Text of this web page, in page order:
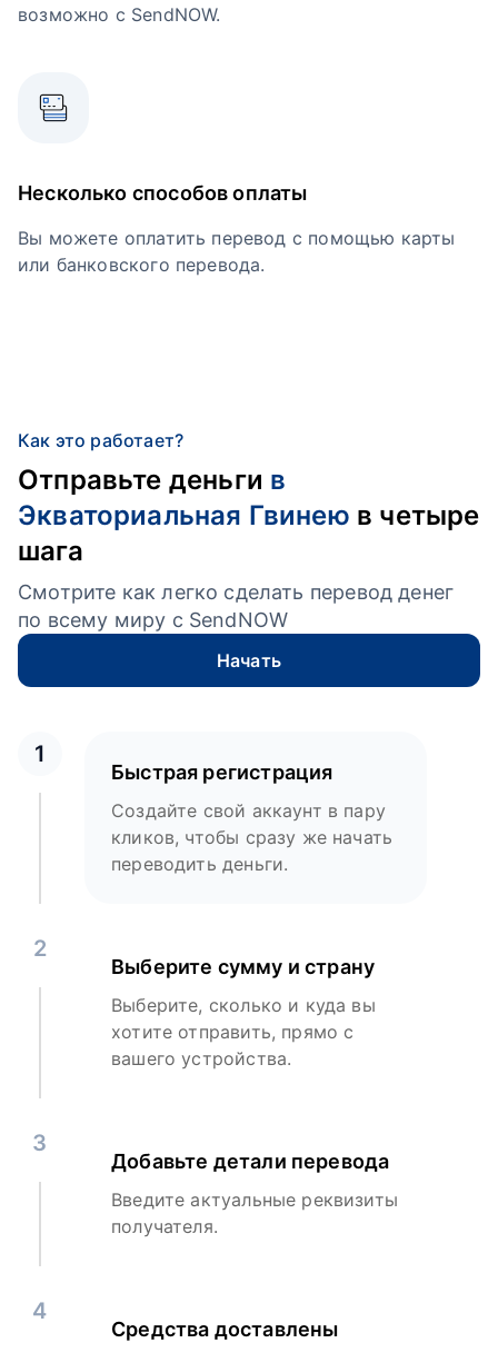
возможно с SendNOW.
Несколько способов оплаты
Вы можете оплатить перевод с помощью карты
или банковского перевода.
Как это работает?
Отправьте деньги в
Экваториальная Гвинею в четыре
шага
Смотрите как легко сделать перевод денег
по всему миру с SendNOW
Начать
1
Быстрая регистрация
Создайте свой аккаунт в пару
кликов, чтобы сразу же начать
переводить деньги.
2
Выберите сумму и страну
Выберите, сколько и куда вы
хотите отправить, прямо с
вашего устройства.
3
Добавьте детали перевода
Введите актуальные реквизиты
получателя.
4
Средства доставлены